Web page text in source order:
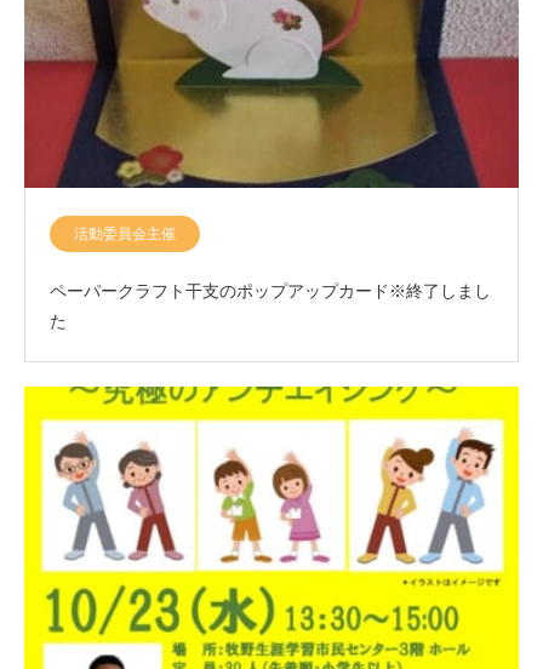
活動委員会主催
ペーパークラフト干支のポップアップカード※終了しまし
た